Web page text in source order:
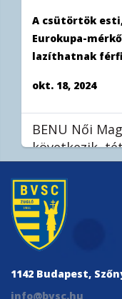
A csütörtök
Eurokupa-
lazíthatnak férfi
okt. 18, 2024
BENU Női
következik,
Stieber
bajnoki után
hevesiekkel,
okt. 18, 2024
Eurokupa-
1142 Budapest,
info@bvsc.hu